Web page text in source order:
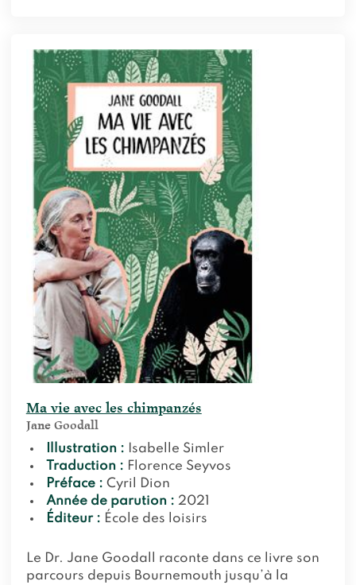
Ma vie avec les chimpanzés
Jane Goodall
Illustration :
Isabelle Simler
Traduction : Florence Seyvos
Préface : Cyril Dion
Année de parution : 2021
Éditeur : École des loisirs
Le Dr. Jane Goodall raconte dans ce livre son
parcours depuis Bournemouth jusqu’à la